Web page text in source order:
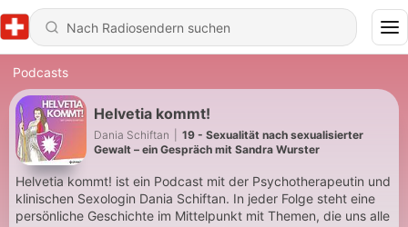
Podcasts
Helvetia kommt!
Dania Schiftan
19 - Sexualität nach sexualisierter
Gewalt – ein Gespräch mit Sandra Wurster
Helvetia kommt! ist ein Podcast mit der Psychotherapeutin und
klinischen Sexologin Dania Schiftan. In jeder Folge steht eine
persönliche Geschichte im Mittelpunkt mit Themen, die uns alle